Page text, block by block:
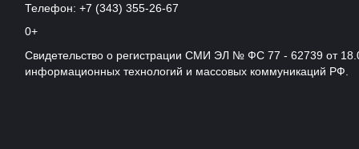
Телефон: +7 (343) 355-26-67
0+
Свидетельство о регистрации СМИ ЭЛ № ФС 77 - 62739 от
информационных технологий и массовых коммуникаций РФ.